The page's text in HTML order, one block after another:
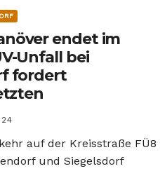
endet im
Unfall bei
fordert
auf der Kreisstraße FÜ8
und Siegelsdorf